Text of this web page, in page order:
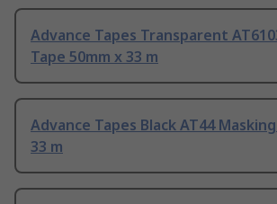
Advance Tapes Transparent
Tape 50mm x 33 m
Advance Tapes Black AT44
33 m